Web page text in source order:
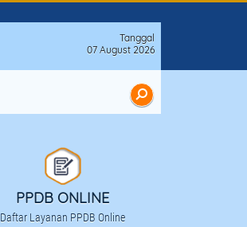
Tanggal
07 August 2026
PPDB ONLINE
Daftar Layanan PPDB Online